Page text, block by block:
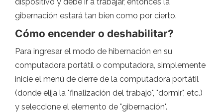
gibernación estará tan bien como por cierto.
Cómo encender o deshabilitar?
Para ingresar el modo de hibernación en su
computadora portátil o computadora, simplemente
inicie el menú de cierre de la computadora portátil
(donde elija la "finalización del trabajo", "dormir", etc.)
y seleccione el elemento de "gibernación".